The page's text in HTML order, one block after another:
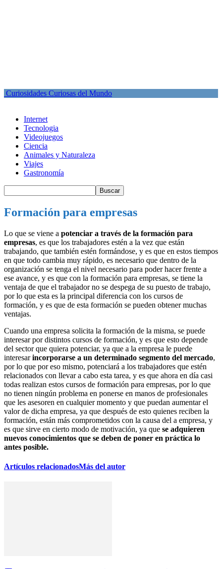
Curiosidades Curiosas del Mundo
Internet
Tecnologia
Videojuegos
Ciencia
Animales y Naturaleza
Viajes
Gastronomía
Formación para empresas
Lo que se viene a potenciar a través de la formación para
empresas, es que los trabajadores estén a la vez que están
trabajando, que también estén formándose, y es que en estos tiempos
en que todo cambia muy rápido, es necesario que dentro de la
organización se tenga el nivel necesario para poder hacer frente a
ese avance, y es que con la formación para empresas, se tiene la
ventaja de que el trabajador no se despega de su puesto de trabajo,
por lo que esta es la principal diferencia con los cursos de
formación, y es que de esta formación se pueden obtener muchas
ventajas.
Cuando una empresa solicita la formación de la misma, se puede
interesar por distintos cursos de formación, y es que esto depende
del sector que quiera potenciar, ya que a la empresa le puede
interesarincorporarse a un determinado segmento del mercado,
por lo que por eso mismo, potenciará a los trabajadores que estén
relacionados con llevar a cabo esta tarea, y es que ahora en día casi
todas realizan estos cursos de formación para empresas, por lo que
no tienen ningún problema en ponerse en manos de profesionales
que les asesoren en cualquier momento y que puedan aumentar el
valor de dicha empresa, ya que después de esto quienes reciben la
formación, están más comprometidos con la causa del a empresa, y
es que sirve en cierto modo de motivación, ya que se adquieren
nuevos conocimientos que se deben de poner en práctica lo
antes posible.
Artículos relacionadosMás del autor